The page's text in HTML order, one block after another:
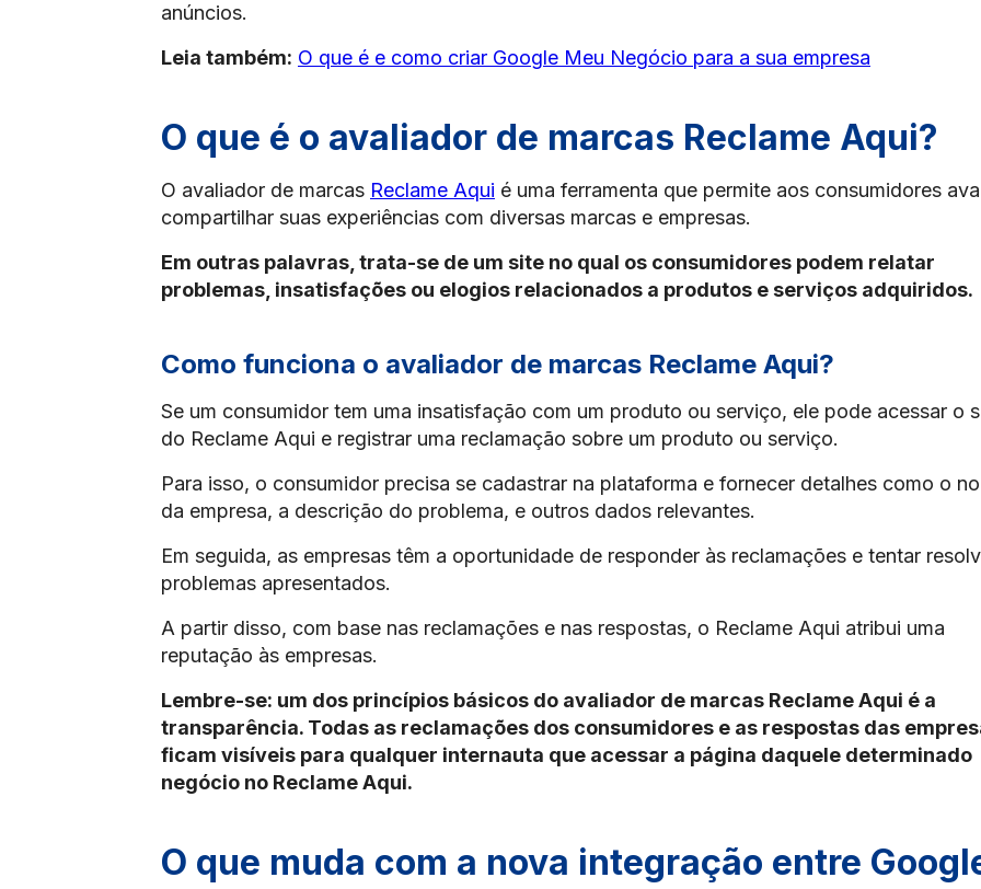
anúncios.
Leia também: O que é e como criar Google Meu Negócio para a sua empresa
O que é o avaliador de marcas Reclame Aqui?
O avaliador de marcas Reclame Aqui é uma ferramenta que permite aos consumidores
compartilhar suas experiências com diversas marcas e empresas.
Em outras palavras, trata-se de um site no qual os consumidores podem relatar
problemas, insatisfações ou elogios relacionados a produtos e serviços adquiridos.
Como funciona o avaliador de marcas Reclame Aqui?
Se um consumidor tem uma insatisfação com um produto ou serviço, ele pode acessar o
do Reclame Aqui e registrar uma reclamação sobre um produto ou serviço.
Para isso, o consumidor precisa se cadastrar na plataforma e fornecer detalhes como o
da empresa, a descrição do problema, e outros dados relevantes.
Em seguida, as empresas têm a oportunidade de responder às reclamações e tentar
problemas apresentados.
A partir disso, com base nas reclamações e nas respostas, o Reclame Aqui atribui uma
reputação às empresas.
Lembre-se: um dos princípios básicos do avaliador de marcas Reclame Aqui é a
transparência. Todas as reclamações dos consumidores e as respostas das
ficam visíveis para qualquer internauta que acessar a página daquele determinado
negócio no Reclame Aqui.
O que muda com a nova integração entre